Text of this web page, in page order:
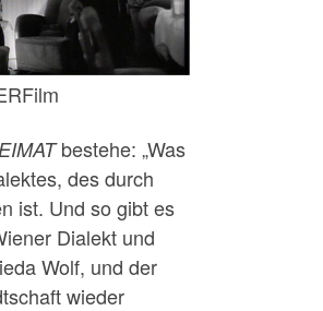
bestehe: „Was
des durch
ist. Und so gibt es
Dialekt und
Wolf, und der
wieder